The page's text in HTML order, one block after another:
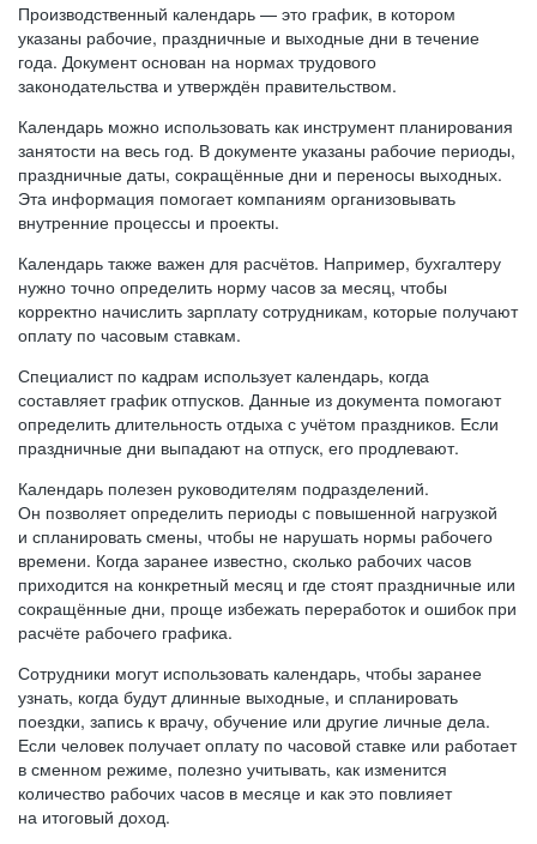
Производственный календарь — это график, в котором
указаны рабочие, праздничные и выходные дни в течение
года. Документ основан на нормах трудового
законодательства и утверждён правительством.
Календарь можно использовать как инструмент планирования
занятости на весь год. В документе указаны рабочие периоды,
праздничные даты, сокращённые дни и переносы выходных.
Эта информация помогает компаниям организовывать
внутренние процессы и проекты.
Календарь также важен для расчётов. Например, бухгалтеру
нужно точно определить норму часов за месяц, чтобы
корректно начислить зарплату сотрудникам, которые получают
оплату по часовым ставкам.
Специалист по кадрам использует календарь, когда
составляет график отпусков. Данные из документа помогают
определить длительность отдыха с учётом праздников. Если
праздничные дни выпадают на отпуск, его продлевают.
Календарь полезен руководителям подразделений.
Он позволяет определить периоды с повышенной нагрузкой
и спланировать смены, чтобы не нарушать нормы рабочего
времени. Когда заранее известно, сколько рабочих часов
приходится на конкретный месяц и где стоят праздничные или
сокращённые дни, проще избежать переработок и ошибок при
расчёте рабочего графика.
Сотрудники могут использовать календарь, чтобы заранее
узнать, когда будут длинные выходные, и спланировать
поездки, запись к врачу, обучение или другие личные дела.
Если человек получает оплату по часовой ставке или работает
в сменном режиме, полезно учитывать, как изменится
количество рабочих часов в месяце и как это повлияет
на итоговый доход.